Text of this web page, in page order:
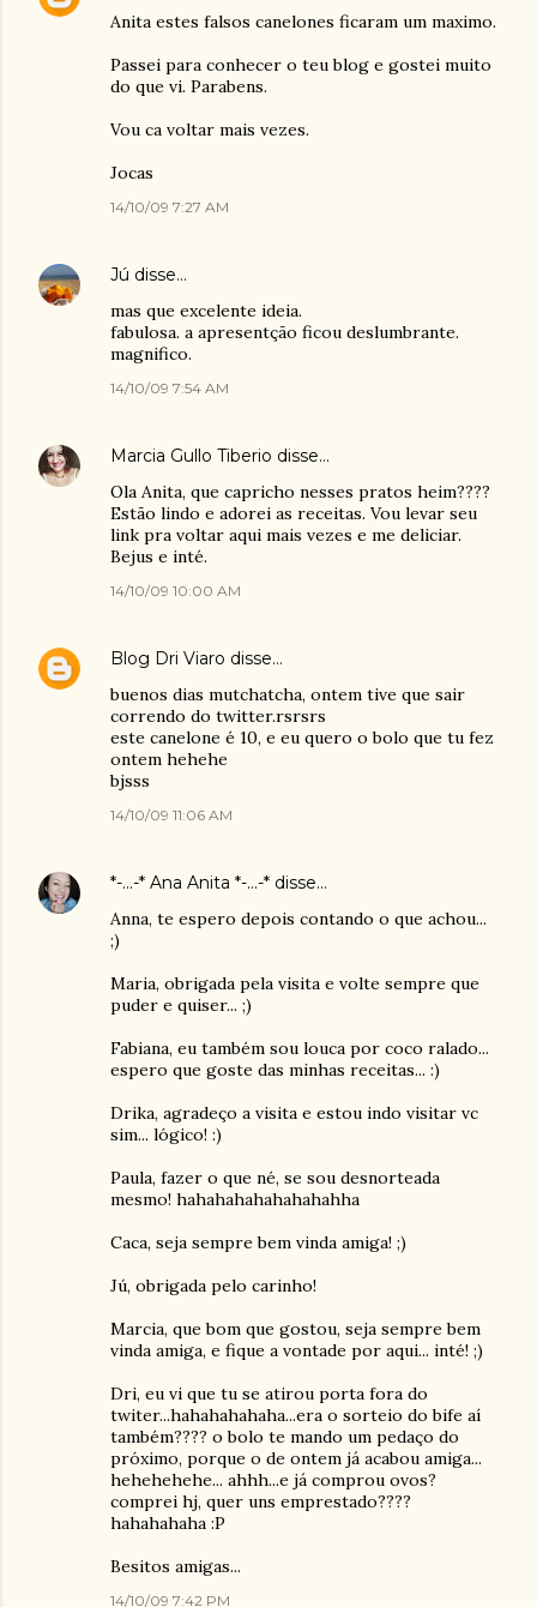
Anita estes falsos canelones ficaram um maximo.
Passei para conhecer o teu blog e gostei muito
do que vi. Parabens.
Vou ca voltar mais vezes.
Jocas
14/10/09 7:27 AM
Jú disse…
mas que excelente ideia.
fabulosa. a apresentção ficou deslumbrante.
magnifico.
14/10/09 7:54 AM
Marcia Gullo Tiberio disse…
Ola Anita, que capricho nesses pratos heim????
Estão lindo e adorei as receitas. Vou levar seu
link pra voltar aqui mais vezes e me deliciar.
Bejus e inté.
14/10/09 10:00 AM
Blog Dri Viaro disse…
buenos dias mutchatcha, ontem tive que sair
correndo do twitter.rsrsrs
este canelone é 10, e eu quero o bolo que tu fez
ontem hehehe
bjsss
14/10/09 11:06 AM
*-...-* Ana Anita *-...-* disse…
Anna, te espero depois contando o que achou...
;)
Maria, obrigada pela visita e volte sempre que
puder e quiser... ;)
Fabiana, eu também sou louca por coco ralado...
espero que goste das minhas receitas... :)
Drika, agradeço a visita e estou indo visitar vc
sim... lógico! :)
Paula, fazer o que né, se sou desnorteada
mesmo! hahahahahahahahahha
Caca, seja sempre bem vinda amiga! ;)
Jú, obrigada pelo carinho!
Marcia, que bom que gostou, seja sempre bem
vinda amiga, e fique a vontade por aqui... inté! ;)
Dri, eu vi que tu se atirou porta fora do
twiter...hahahahahaha...era o sorteio do bife aí
também???? o bolo te mando um pedaço do
próximo, porque o de ontem já acabou amiga...
hehehehehe... ahhh...e já comprou ovos?
comprei hj, quer uns emprestado????
hahahahaha :P
Besitos amigas...
14/10/09 7:42 PM